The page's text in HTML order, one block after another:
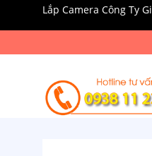
Lắp Camera Công Ty